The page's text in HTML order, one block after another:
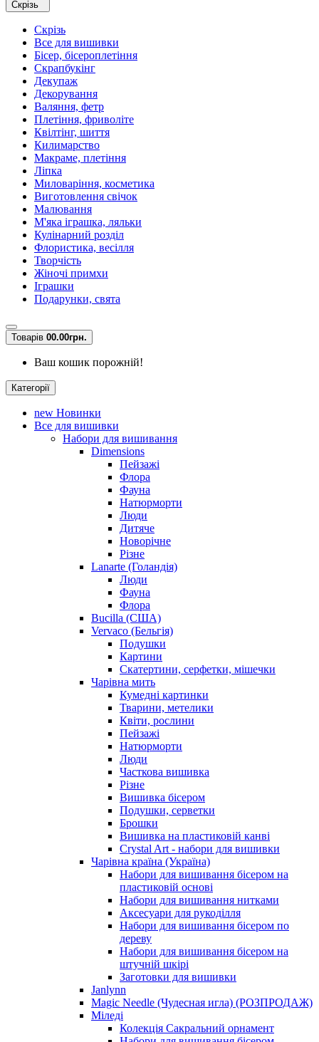
Скрізь
Скрізь
Все для вишивки
Бісер, бісероплетіння
Скрапбукінг
Декупаж
Декорування
Валяння, фетр
Плетіння, фриволіте
Квілтінг, шиття
Килимарство
Макраме, плетіння
Ліпка
Миловаріння, косметика
Виготовлення свічок
Малювання
М'яка іграшка, ляльки
Кулінарний розділ
Флористика, весілля
Творчість
Жіночі примхи
Іграшки
Подарунки, свята
Товарів 00.00грн.
Ваш кошик порожній!
Категорії
new Новинки
Все для вишивки
Набори для вишивання
Dimensions
Пейзажі
Флора
Фауна
Натюрморти
Люди
Дитяче
Новорічне
Різне
Lanarte (Голандія)
Люди
Фауна
Флора
Bucilla (США)
Vervaco (Бельгія)
Подушки
Картини
Скатертини, серфетки, мішечки
Чарiвна мить
Кумедні картинки
Тварини, метелики
Квіти, рослини
Пейзажі
Натюрморти
Люди
Часткова вишивка
Різне
Вишивка бісером
Подушки, серветки
Брошки
Вишивка на пластиковій канві
Crystal Art - набори для вишивки
Чарівна країна (Україна)
Набори для вишивання бісером на
пластиковій основі
Набори для вишивання нитками
Аксесуари для рукоділля
Набори для вишивання бісером по
дереву
Набори для вишивання бісером на
штучній шкірі
Заготовки для вишивки
Janlynn
Magic Needle (Чудесная игла) (РОЗПРОДАЖ)
Міледі
Колекція Сакральний орнамент